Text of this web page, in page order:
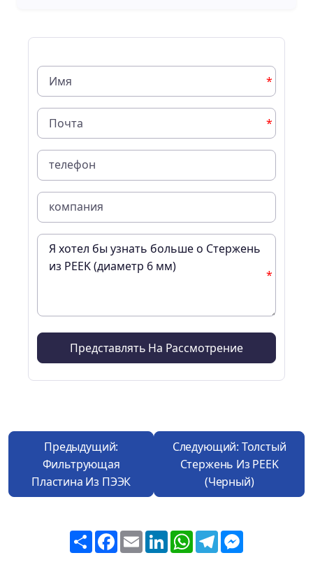
*
*
*
Предыдущий:
Фильтрующая
Пластина Из ПЭЭК
Следующий: Толстый
Стержень Из PEEK
(черный)
ShareFacebook
EmailLinkedInWhatsApp
Telegram